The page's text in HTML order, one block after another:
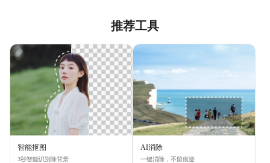
推荐工具
智能抠图
3秒智能识别除背景
AI消除
一键消除，不留痕迹